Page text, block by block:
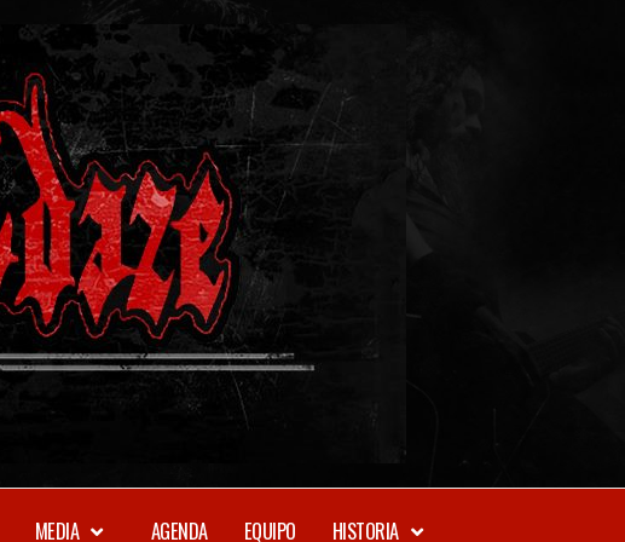
MEDIA AGENDA EQUIPO HISTORIA